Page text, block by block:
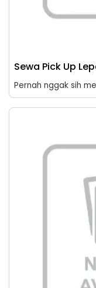
Sewa Pick Up
Pernah nggak sih